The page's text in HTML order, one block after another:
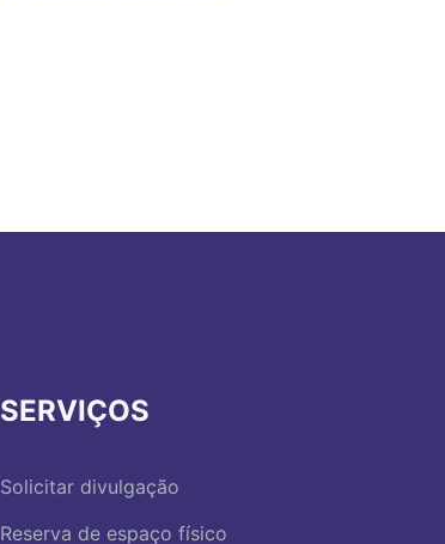
SERVIÇOS
Solicitar divulgação
Reserva de espaço físico